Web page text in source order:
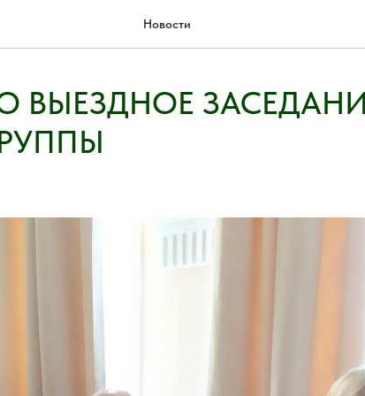
Новости
ВЫЕЗДНОЕ